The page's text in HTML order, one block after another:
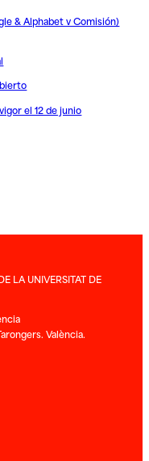
& Alphabet v Comisión)
el 12 de junio
LA UNIVERSITAT DE
València.